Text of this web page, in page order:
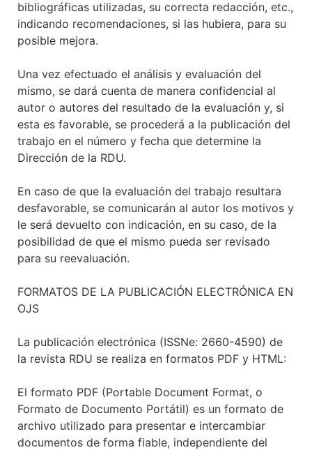
bibliográficas utilizadas, su correcta redacción, etc.,
indicando recomendaciones, si las hubiera, para su
posible mejora.
Una vez efectuado el análisis y evaluación del
mismo, se dará cuenta de manera confidencial al
autor o autores del resultado de la evaluación y, si
esta es favorable, se procederá a la publicación del
trabajo en el número y fecha que determine la
Dirección de la RDU.
En caso de que la evaluación del trabajo resultara
desfavorable, se comunicarán al autor los motivos y
le será devuelto con indicación, en su caso, de la
posibilidad de que el mismo pueda ser revisado
para su reevaluación.
FORMATOS DE LA PUBLICACIÓN ELECTRÓNICA EN
OJS
La publicación electrónica (ISSNe: 2660-4590) de
la revista RDU se realiza en formatos PDF y HTML:
El formato PDF (Portable Document Format, o
Formato de Documento Portátil) es un formato de
archivo utilizado para presentar e intercambiar
documentos de forma fiable, independiente del